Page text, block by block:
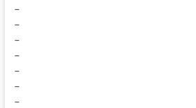
–
–
–
–
–
–
–